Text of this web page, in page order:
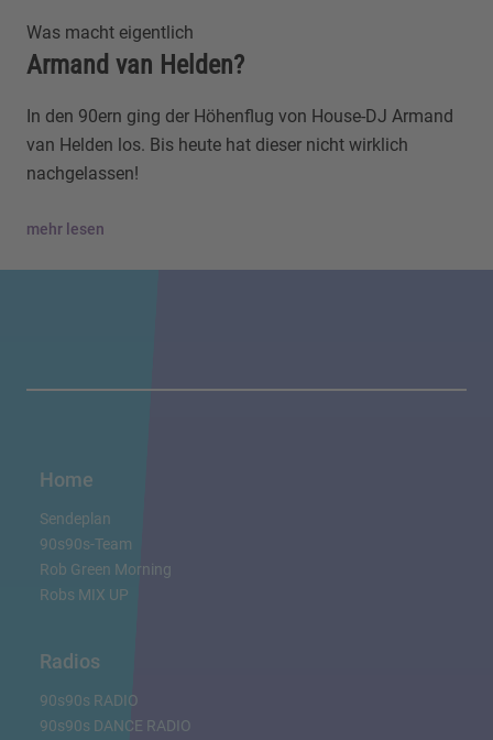
Was macht eigentlich
Armand van Helden?
In den 90ern ging der Höhenflug von House-DJ Armand
van Helden los. Bis heute hat dieser nicht wirklich
nachgelassen!
mehr lesen
Home
Sendeplan
90s90s-Team
Rob Green Morning
Robs MIX UP
Radios
90s90s RADIO
90s90s DANCE RADIO